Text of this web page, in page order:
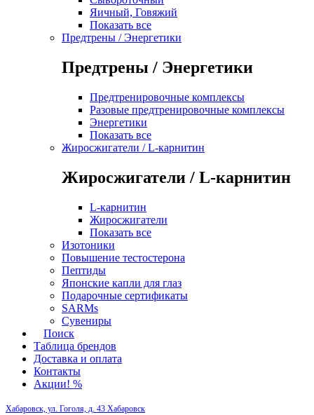
Яичный, Говяжий
Показать все
Предтрены / Энергетики
Предтрены / Энергетики
Предтренировочные комплексы
Разовые предтренировочные комплексы
Энергетики
Показать все
Жиросжигатели / L-карнитин
Жиросжигатели / L-карнитин
L-карнитин
Жиросжигатели
Показать все
Изотоники
Повышение тестостерона
Пептиды
Японские капли для глаз
Подарочные сертификаты
SARMs
Сувениры
Поиск
Таблица брендов
Доставка и оплата
Контакты
Акции! %
Хабаровск, ул. Гоголя, д. 43 Хабаровск